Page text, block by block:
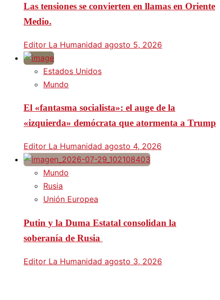
Las tensiones se convierten en llamas en Oriente
Medio.
Editor La Humanidad agosto 5, 2026
Estados Unidos
Mundo
El «fantasma socialista»: el auge de la
«izquierda» demócrata que atormenta a Trump
Editor La Humanidad agosto 4, 2026
Mundo
Rusia
Unión Europea
Putin y la Duma Estatal consolidan la
soberanía de Rusia
Editor La Humanidad agosto 3, 2026